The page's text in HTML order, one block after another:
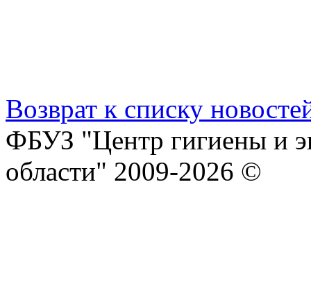
Возврат к списку
ФБУЗ "Центр гигиены и
области" 2009-2026 ©